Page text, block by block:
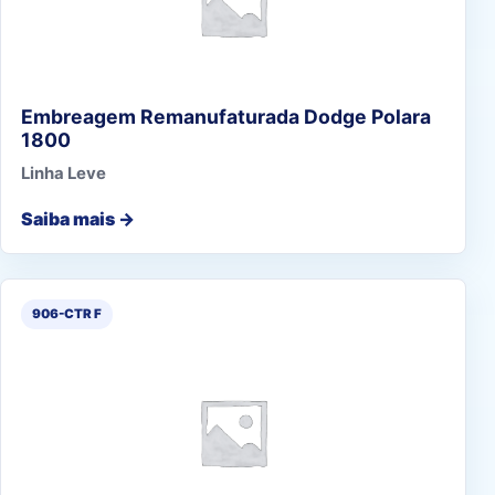
Embreagem Remanufaturada Dodge Polara
1800
Linha Leve
Saiba mais →
906-CTR F